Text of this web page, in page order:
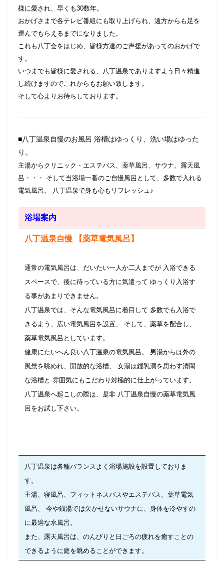
様に愛され、早くも30数年。
おかげさまで各テレビ番組にも取り上げられ、遠方からも足を
運んでもらえるまでになりました。
これも八丁会をはじめ、皆様方達のご声援があってのおかげで
す。
いつまでも皆様に愛される、八丁温泉でありますよう日々精進
し続けますのでこれからもお願い致します。
そして心よりお待ちしております。
■八丁温泉自慢のお風呂 浴槽はゆっくり、洗い場はゆった
り。
主湯からクリニック・エステバス、薬草風呂、サウナ、露天風
呂・・・ そして当浴場一番のご自慢風呂として、多数で入れる
電気風呂。 八丁温泉で身も心もリフレッシュ♪
浴場案内
八丁温泉自慢 【薬草電気風呂】
通常の電気風呂は、だいたい一人か二人までが 入浴できる
スペースで、後に待っている方に気遣って ゆっくり入浴す
る事があまりできません。
八丁温泉では、そんな電気風呂に着目して 多数でも入浴で
きるよう、広い電気風呂を設置、 そして、薬草を配合し、
薬草電気風呂としています。
健康にたいへん良い八丁温泉の電気風呂。 男湯からは外の
風景を眺めれ、開放的な浴槽、 女湯は鍾乳洞を思わす清閑
な浴槽と 雰囲気にもこだわり対極的に仕上がっています。
八丁温泉へ起こしの際は、是非 八丁温泉自慢の薬草電気風
呂をお試し下さい。
八丁温泉は各種バランスよく浴場施設を設置しておりま
す。
主湯、寝風呂、フィットネスバスやエステバス、薬草電気
風呂、 今や銭湯では欠かせないサウナに、身体を冷やすの
に最適な水風呂。
また、露天風呂は、のんびりと日ごろの疲れを癒すことの
できるように庭を眺めることができます。